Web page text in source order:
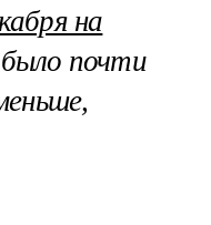
на
почти